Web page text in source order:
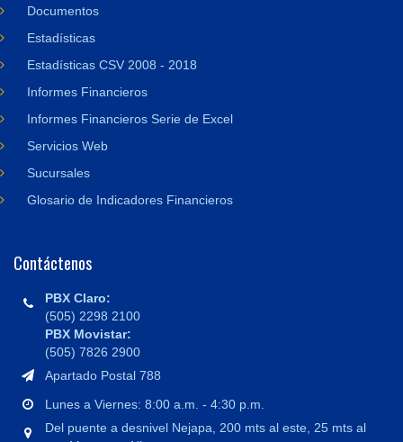
Documentos
Estadísticas
Estadísticas CSV 2008 - 2018
Informes Financieros
Informes Financieros Serie de Excel
Servicios Web
Sucursales
Glosario de Indicadores Financieros
Contáctenos
PBX Claro:
(505) 2298 2100
PBX Movistar:
(505) 7826 2900
Apartado Postal 788
Lunes a Viernes: 8:00 a.m. - 4:30 p.m.
Del puente a desnivel Nejapa, 200 mts al este, 25 mts al